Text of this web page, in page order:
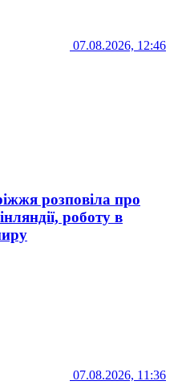
07.08.2026, 12:46
розповіла про
роботу в
07.08.2026, 11:36